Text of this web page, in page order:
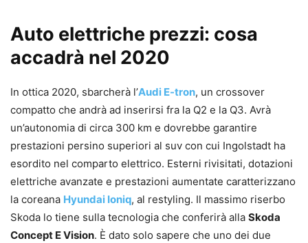
Auto elettriche prezzi: cosa
accadrà nel 2020
In ottica 2020, sbarcherà l’Audi E-tron, un crossover
compatto che andrà ad inserirsi fra la Q2 e la Q3. Avrà
un’autonomia di circa 300 km e dovrebbe garantire
prestazioni persino superiori al suv con cui Ingolstadt ha
esordito nel comparto elettrico. Esterni rivisitati, dotazioni
elettriche avanzate e prestazioni aumentate caratterizzano
la coreana Hyundai Ioniq, al restyling. Il massimo riserbo
Skoda lo tiene sulla tecnologia che conferirà alla Skoda
Concept E Vision. È dato solo sapere che uno dei due